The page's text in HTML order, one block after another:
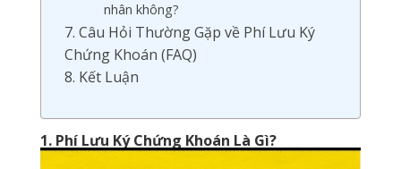
nhân không?
7. Câu Hỏi Thường Gặp về Phí Lưu Ký
Chứng Khoán (FAQ)
8. Kết Luận
1. Phí Lưu Ký Chứng Khoán Là Gì?